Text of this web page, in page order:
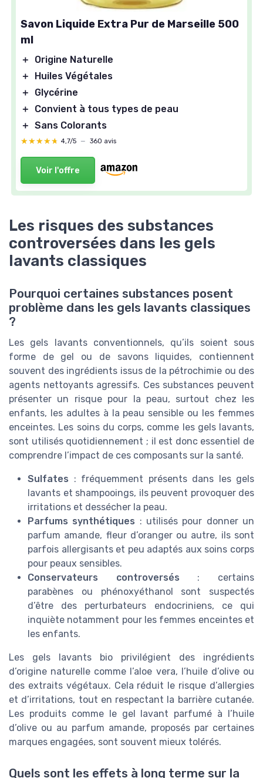
Savon Liquide Extra Pur de Marseille 500
ml
＋
Origine Naturelle
＋
Huiles Végétales
＋
Glycérine
＋
Convient à tous types de peau
＋ Sans Colorants
★★★★★
★★★★★ 4,7/5 — 360 avis
Voir l'offre
Les risques des substances
controversées dans les gels
lavants classiques
Pourquoi certaines substances posent
problème dans les gels lavants classiques
?
Les gels lavants conventionnels, qu’ils soient sous
forme de gel ou de savons liquides, contiennent
souvent des ingrédients issus de la pétrochimie ou des
agents nettoyants agressifs. Ces substances peuvent
présenter un risque pour la peau, surtout chez les
enfants, les adultes à la peau sensible ou les femmes
enceintes. Les soins du corps, comme les gels lavants,
sont utilisés quotidiennement ; il est donc essentiel de
comprendre l’impact de ces composants sur la santé.
Sulfates : fréquemment présents dans les gels
lavants et shampooings, ils peuvent provoquer des
irritations et dessécher la peau.
Parfums synthétiques : utilisés pour donner un
parfum amande, fleur d’oranger ou autre, ils sont
parfois allergisants et peu adaptés aux soins corps
pour peaux sensibles.
Conservateurs controversés : certains
parabènes ou phénoxyéthanol sont suspectés
d’être des perturbateurs endocriniens, ce qui
inquiète notamment pour les femmes enceintes et
les enfants.
Les gels lavants bio privilégient des ingrédients
d’origine naturelle comme l’aloe vera, l’huile d’olive ou
des extraits végétaux. Cela réduit le risque d’allergies
et d’irritations, tout en respectant la barrière cutanée.
Les produits comme le gel lavant parfumé à l’huile
d’olive ou au parfum amande, proposés par certaines
marques engagées, sont souvent mieux tolérés.
Quels sont les effets à long terme sur la
LE PETIT MARSEILLAIS
Gel Lavant Mains Pêche Blanche &
＋ Ingrédients naturels(92 % d'origine
naturelle)
＋ pH neutrepour la peau
＋ Certifié BIO
★★★★★
★★★★★ 4,7/5 — 89 avis
Voir l'offre
Savon Liquide Extra Pur de Marseille
500 ml
＋ Origine Naturelle
＋ Huiles Végétales
＋ Glycérine
＋ Convient à tous types de peau